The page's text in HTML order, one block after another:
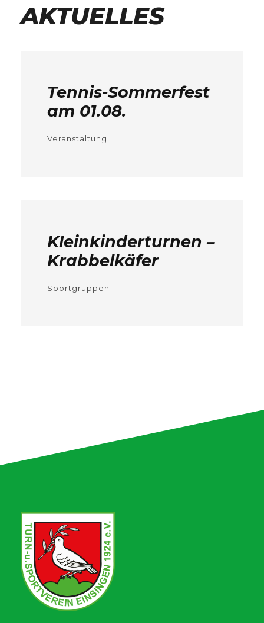
AKTUELLES
Tennis-Sommerfest
am 01.08.
Veranstaltung
Kleinkinderturnen –
Krabbelkäfer
Sportgruppen